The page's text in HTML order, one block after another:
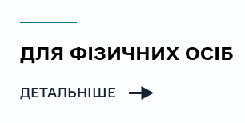
ДЛЯ ФІЗИЧНИХ ОСІБ
ДЕТАЛЬНІШЕ